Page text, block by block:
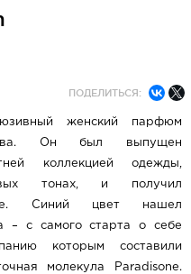
ПОДЕЛИТЬСЯ:
женский парфюм
Он был выпущен
коллекцией одежды,
тонах, и получил
Синий цвет нашел
– с самого старта о себе
которым составили
молекула Paradisone.